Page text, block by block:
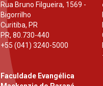
Rua Bruno Filgueira, 1569 -
Bigorrilho
Curitiba, PR
PR,80.730-440
+55 (041) 3240-5000
Faculdade Evangélica